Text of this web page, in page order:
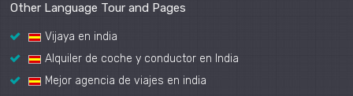
Other Language Tour and Pages
Vijaya en india
Alquiler de coche y conductor en India
Mejor agencia de viajes en india